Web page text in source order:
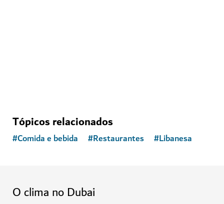
Tópicos relacionados
#Comida e bebida #Restaurantes #Libanesa
O clima no Dubai